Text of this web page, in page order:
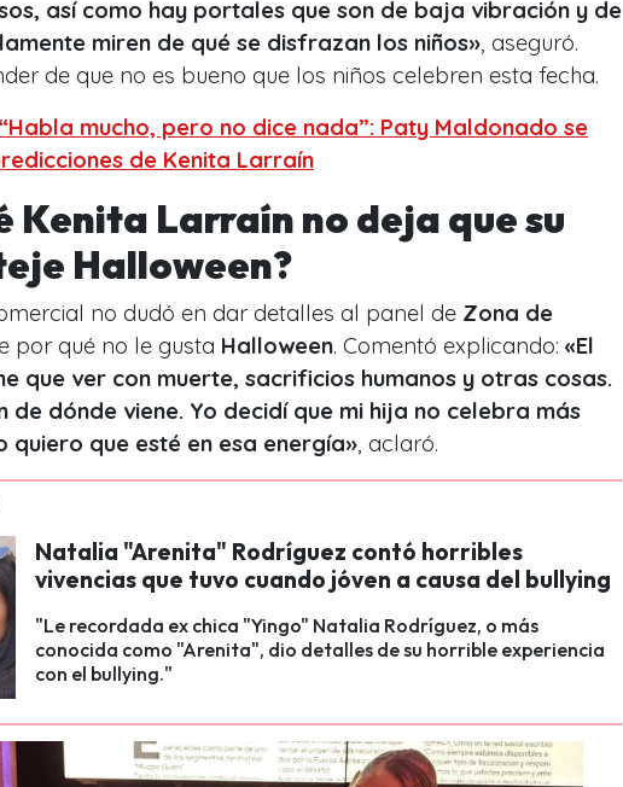
así como hay portales que son de baja vibración y de
miren de qué se disfrazan los niños» , aseguró.
de que no es bueno que los niños celebren esta fecha.
“Habla mucho, pero no dice nada”: Paty Maldonado se
de Kenita Larraín
Kenita Larraín no deja que su
Halloween?
no dudó en dar detalles al panel de Zona de
por qué no le gusta Halloween. Comentó explicando: «El
que ver con muerte, sacrificios humanos y otras cosas.
de dónde viene. Yo decidí que mi hija no celebra más
quiero que esté en esa energía» , aclaró.
Natalia "Arenita" Rodríguez contó horribles
vivencias que tuvo cuando jóven a causa del bullying
"Le recordada ex chica "Yingo" Natalia Rodríguez, o más
conocida como "Arenita", dio detalles de su horrible experiencia
con el bullying."